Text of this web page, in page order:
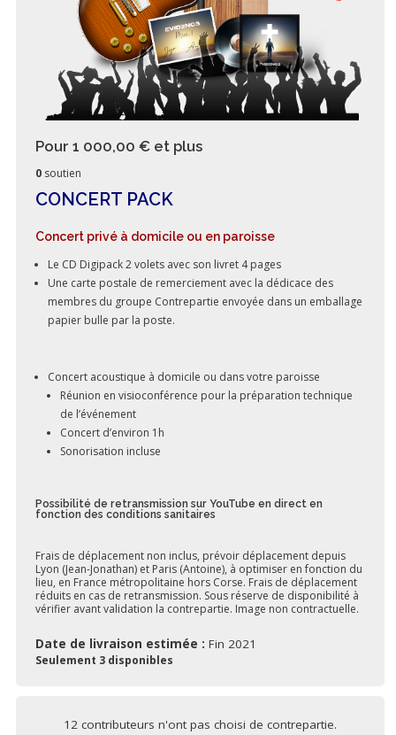
Pour 1 000,00 € et plus
0 soutien
CONCERT PACK
Concert privé à domicile ou en paroisse
Le CD Digipack 2 volets avec son livret 4 pages
Une carte postale de remerciement avec la dédicace des
membres du groupe Contrepartie envoyée dans un emballage
papier bulle par la poste.
Concert acoustique à domicile ou dans votre paroisse
Réunion en visioconférence pour la préparation technique
de l’événement
Concert d’environ 1h
Sonorisation incluse
Possibilité de retransmission sur YouTube en direct en
fonction des conditions sanitaires
Frais de déplacement non inclus, prévoir déplacement depuis
Lyon (Jean-Jonathan) et Paris (Antoine), à optimiser en fonction du
lieu, en France métropolitaine hors Corse. Frais de déplacement
réduits en cas de retransmission. Sous réserve de disponibilité à
vérifier avant validation la contrepartie. Image non contractuelle.
Date de livraison estimée : Fin 2021
Seulement 3 disponibles
12 contributeurs n'ont pas choisi de contrepartie.